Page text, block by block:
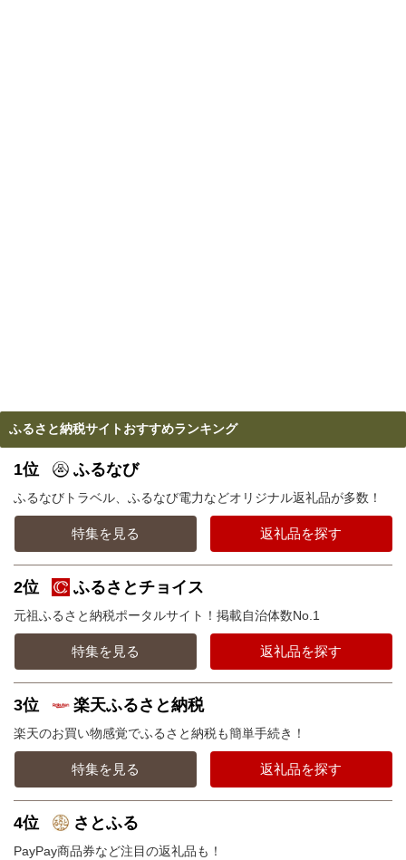
ふるさと納税サイトおすすめランキング
1位 ふるなび
ふるなびトラベル、ふるなび電力などオリジナル返礼品が多数！
特集を見る 返礼品を探す
2位 ふるさとチョイス
元祖ふるさと納税ポータルサイト！掲載自治体数No.1
特集を見る 返礼品を探す
3位 楽天ふるさと納税
楽天のお買い物感覚でふるさと納税も簡単手続き！
特集を見る 返礼品を探す
4位 さとふる
PayPay商品券など注目の返礼品も！